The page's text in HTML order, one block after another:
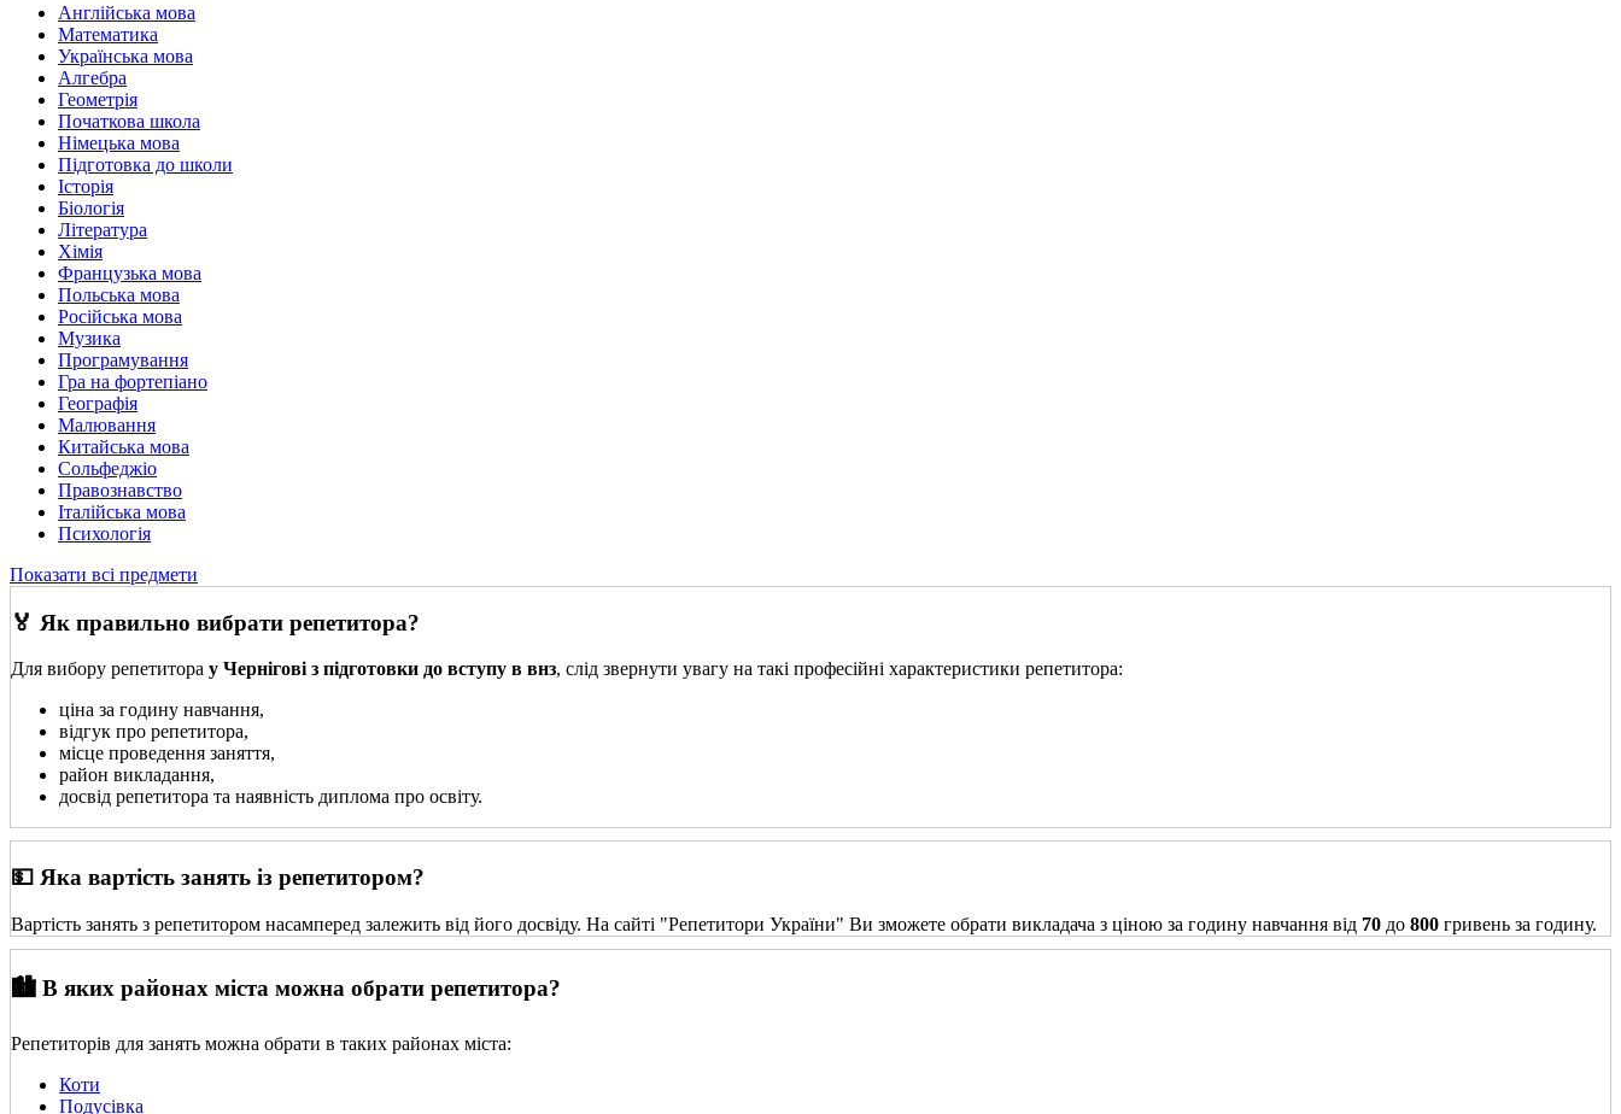
Англійська мова
Математика
Українська мова
Алгебра
Геометрія
Початкова школа
Німецька мова
Підготовка до школи
Історія
Біологія
Література
Хімія
Французька мова
Польська мова
Російська мова
Музика
Програмування
Гра на фортепіано
Географія
Малювання
Китайська мова
Сольфеджіо
Правознавство
Італійська мова
Психологія
Показати всі предмети
🏅 Як правильно вибрати репетитора?
Для вибору репетитора у Чернігові з підготовки до вступу в внз, слід звернути увагу на такі професійні характеристики репетитора:
ціна за годину навчання,
відгук про репетитора,
місце проведення заняття,
район викладання,
досвід репетитора та наявність диплома про освіту.
💵 Яка вартість занять із репетитором?
Вартість занять з репетитором насамперед залежить від його досвіду. На сайті "Репетитори України" Ви зможете обрати викладача з ціною за годину навчання від 70 до 800 гривень за годину.
🏙️ В яких районах міста можна обрати репетитора?
Репетиторів для занять можна обрати в таких районах міста:
Коти
Подусівка